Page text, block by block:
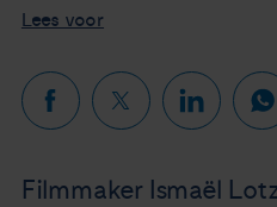
Doneer nu
Nieuws
Lees voor
Filmmaker Ismaël